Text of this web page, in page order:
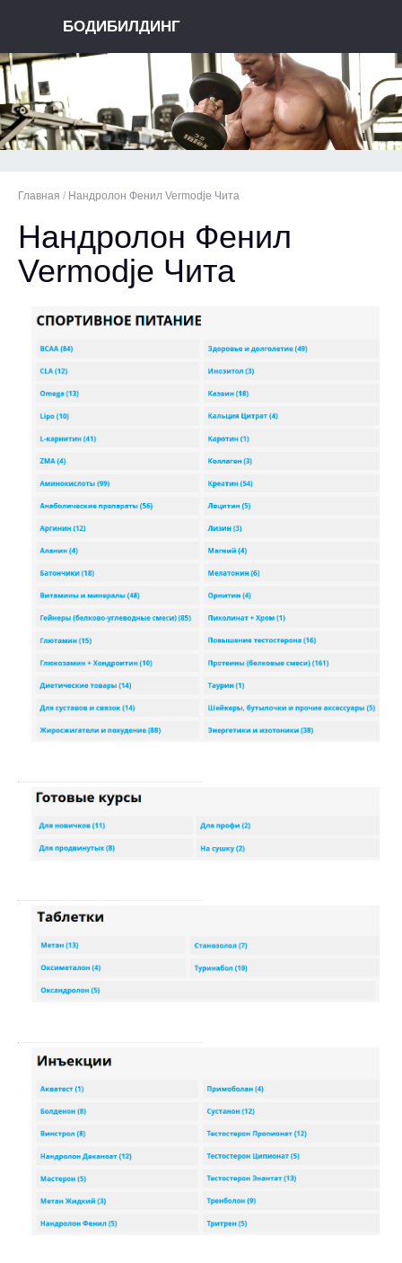
БОДИБИЛДИНГ
Главная / Нандролон Фенил Vermodje Чита
Нандролон Фенил
Vermodje Чита